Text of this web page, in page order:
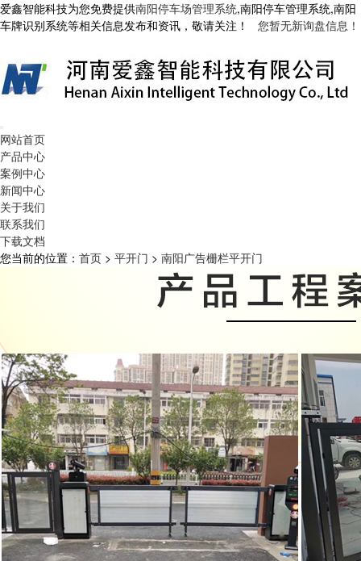
爱鑫智能科技为您免费提供南阳停车场管理系统,南阳停车管理系统,南阳
车牌识别系统等相关信息发布和资讯，敬请关注！ 您暂无新询盘信息！
网站首页
产品中心
案例中心
新闻中心
关于我们
联系我们
下载文档
您当前的位置： 首页 > 平开门 > 南阳广告栅栏平开门